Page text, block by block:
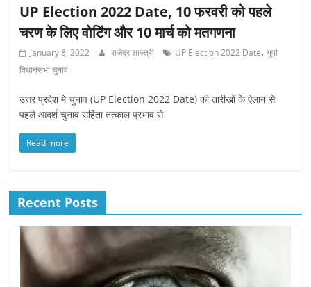
UP Election 2022 Date, 10 फरवरी को पहले
चरण के लिए वोटिंग और 10 मार्च को मतगणना
January 8, 2022 राजेंद्र शास्त्री UP Election 2022 Date,यूपी
विधानसभा चुनाव
उत्तर प्रदेश मे चुनाव (UP Election 2022 Date) की तारीखों के ऐलान से
पहले आदर्श चुनाव सहिंता तत्काल प्रभाव से
Read more
Recent Posts